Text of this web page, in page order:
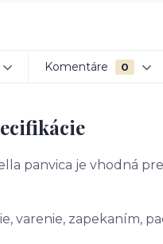
Komentáre 0
panvica je vhodná
varenie, zapekaním,